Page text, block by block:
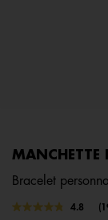
MANCHETTE
Bracelet
3,2 out of 54.8